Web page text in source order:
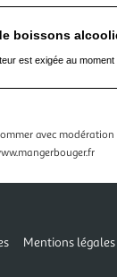
boissons
est exigée au moment
avec modération
Mentions légales